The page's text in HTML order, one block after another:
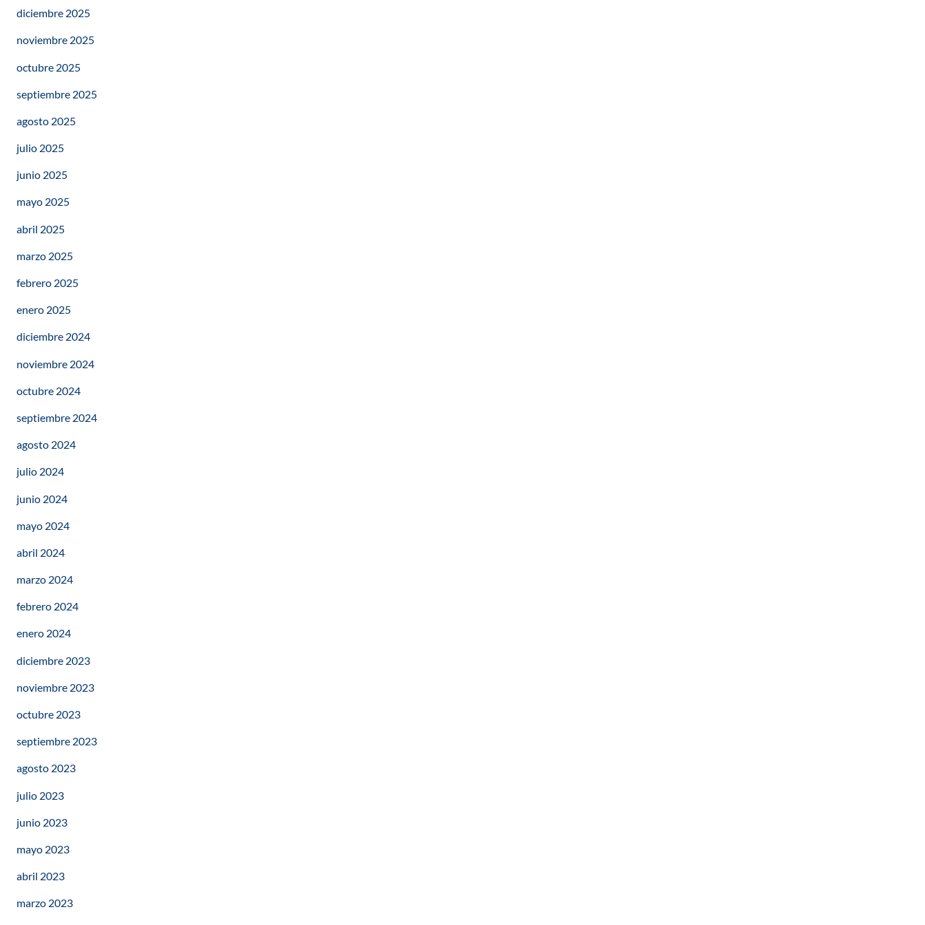
diciembre 2025
noviembre 2025
octubre 2025
septiembre 2025
agosto 2025
julio 2025
junio 2025
mayo 2025
abril 2025
marzo 2025
febrero 2025
enero 2025
diciembre 2024
noviembre 2024
octubre 2024
septiembre 2024
agosto 2024
julio 2024
junio 2024
mayo 2024
abril 2024
marzo 2024
febrero 2024
enero 2024
diciembre 2023
noviembre 2023
octubre 2023
septiembre 2023
agosto 2023
julio 2023
junio 2023
mayo 2023
abril 2023
marzo 2023